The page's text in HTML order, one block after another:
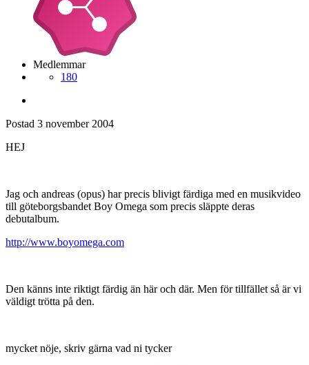
Medlemmar
180
Postad 3 november 2004
HEJ
Jag och andreas (opus) har precis blivigt färdiga med en musikvideo
till göteborgsbandet Boy Omega som precis släppte deras
debutalbum.
http://www.boyomega.com
Den känns inte riktigt färdig än här och där. Men för tillfället så är vi
väldigt trötta på den.
mycket nöje, skriv gärna vad ni tycker